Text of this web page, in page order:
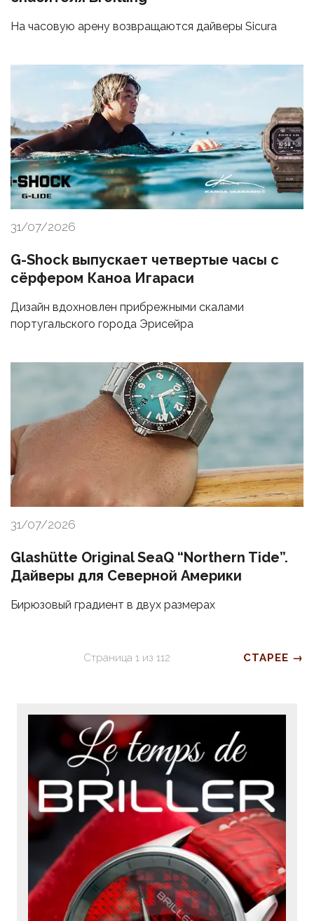
На часовую арену возвращаются дайверы Sicura
31/07/2026
G-Shock выпускает четвертые часы с
сёрфером Каноа Игараси
Дизайн вдохновлен прибрежными скалами
португальского города Эрисейра
31/07/2026
Glashütte Original SeaQ “Northern Tide”.
Дайверы для Северной Америки
Бирюзовый градиент в двух размерах
Страница 1 из 112 СТАРЕЕ →